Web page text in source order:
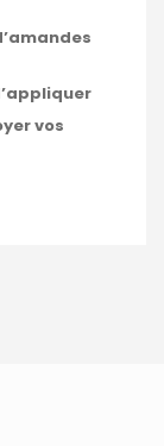
vos